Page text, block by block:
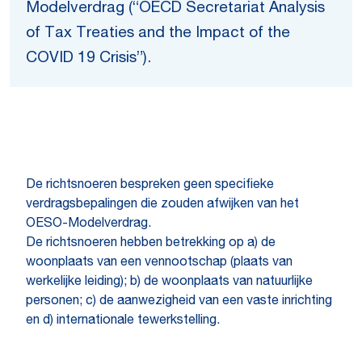
Modelverdrag (“OECD Secretariat Analysis
of Tax Treaties and the Impact of the
COVID 19 Crisis”).
De richtsnoeren bespreken geen specifieke
verdragsbepalingen die zouden afwijken van het
OESO-Modelverdrag.
De richtsnoeren hebben betrekking op a) de
woonplaats van een vennootschap (plaats van
werkelijke leiding); b) de woonplaats van natuurlijke
personen; c) de aanwezigheid van een vaste inrichting
en d) internationale tewerkstelling.